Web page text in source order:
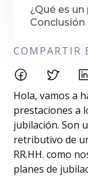
¿Qué es
Conclusión
COMPARTIR
Hola, vamos a
prestaciones a
jubilación. Son
retributivo de
RR.HH. como
planes de